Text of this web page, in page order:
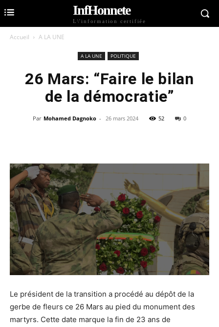
InfHonnete
L\'information certifiée
Accueil A LA UNE
A LA UNE POLITIQUE
26 Mars: “Faire le bilan
de la démocratie”
Par Mohamed Dagnoko - 26 mars 2024 52 0
Le président de la transition a procédé au dépôt de la
gerbe de fleurs ce 26 Mars au pied du monument des
martyrs. Cette date marque la fin de 23 ans de